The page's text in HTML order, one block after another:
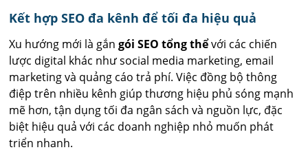
Kết hợp SEO đa kênh để tối đa hiệu quả
Xu hướng mới là gắngói SEO tổng thểvới các chiến
lược digital khác như social media marketing, email
marketing và quảng cáo trả phí. Việc đồng bộ thông
điệp trên nhiều kênh giúp thương hiệu phủ sóng mạnh
mẽ hơn, tận dụng tối đa ngân sách và nguồn lực, đặc
biệt hiệu quả với các doanh nghiệp nhỏ muốn phát
triển nhanh.